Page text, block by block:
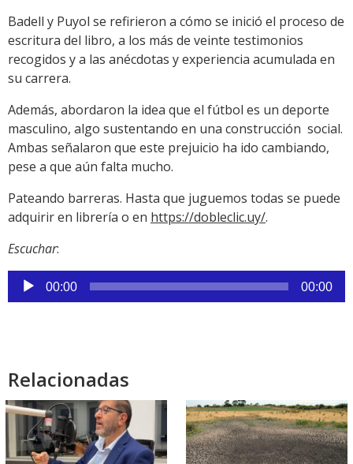
Badell y Puyol se refirieron a cómo se inició el proceso de
escritura del libro, a los más de veinte testimonios
recogidos y a las anécdotas y experiencia acumulada en
su carrera.
Además, abordaron la idea que el fútbol es un deporte
masculino, algo sustentando en una construcción social.
Ambas señalaron que este prejuicio ha ido cambiando,
pese a que aún falta mucho.
Pateando barreras. Hasta que juguemos todas se puede
adquirir en librería o en https://dobleclic.uy/.
Escuchar:
Reproductor
de
00:00 00:00
Relacionadas